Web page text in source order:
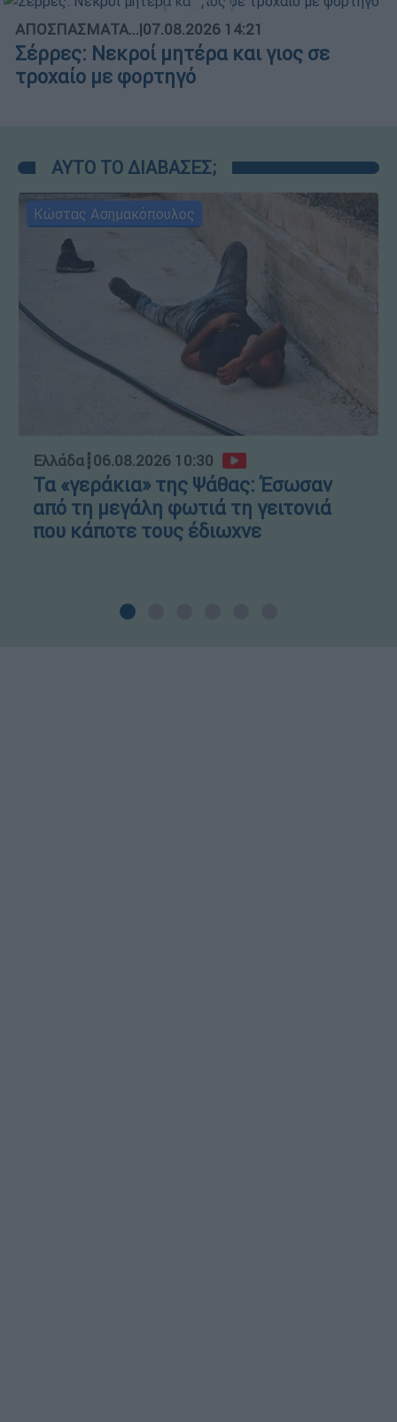
ΑΠΟΣΠΑΣΜΑΤΑ...|07.08.2026 14:21
Σέρρες: Νεκροί μητέρα και γιος σε
τροχαίο με φορτηγό
ΑΥΤΟ ΤΟ ΔΙΑΒΑΣΕΣ;
Κώστας Ασημακόπουλος
Ελλάδα┋06.08.2026 10:30
Τα «γεράκια» της Ψάθας: Έσωσαν
από τη μεγάλη φωτιά τη γειτονιά
που κάποτε τους έδιωχνε